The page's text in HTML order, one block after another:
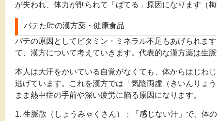
が失われ、体力が削られて「ばてる」原因になります（
バテた時の漢方薬・健康食品
バテの原因としてビタミン・ミネラル不足もあげられま
て、漢方について考えていきます。代表的な漢方薬は生
本人は大汗をかいている自覚がなくても、体からはじわ
逃げています。これを漢方では「気陰両虚（きいんりょ
まま熱中症の手前や深い疲労に陥る原因になります。
1. 生脈散（しょうみゃくさん）：「感じない汗」で、体